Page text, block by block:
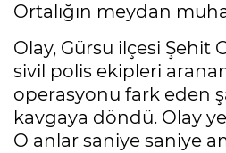
Ortalığın meydan
Olay, Gürsu ilçesi Şehit
sivil polis ekipleri
operasyonu fark eden
kavgaya döndü. Olay
O anlar saniye saniye